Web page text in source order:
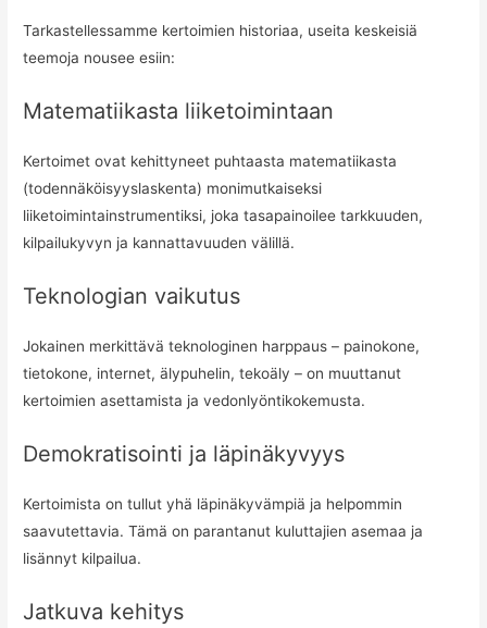
Tarkastellessamme kertoimien historiaa, useita keskeisiä
teemoja nousee esiin:
Matematiikasta liiketoimintaan
Kertoimet ovat kehittyneet puhtaasta matematiikasta
(todennäköisyyslaskenta) monimutkaiseksi
liiketoimintainstrumentiksi, joka tasapainoilee tarkkuuden,
kilpailukyvyn ja kannattavuuden välillä.
Teknologian vaikutus
Jokainen merkittävä teknologinen harppaus – painokone,
tietokone, internet, älypuhelin, tekoäly – on muuttanut
kertoimien asettamista ja vedonlyöntikokemusta.
Demokratisointi ja läpinäkyvyys
Kertoimista on tullut yhä läpinäkyvämpiä ja helpommin
saavutettavia. Tämä on parantanut kuluttajien asemaa ja
lisännyt kilpailua.
Jatkuva kehitys